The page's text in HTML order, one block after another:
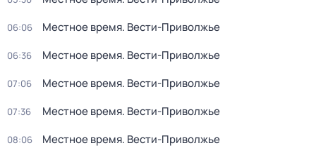
06:06 Местное время. Вести-Приволжье
06:36 Местное время. Вести-Приволжье
07:06 Местное время. Вести-Приволжье
07:36 Местное время. Вести-Приволжье
08:06 Местное время. Вести-Приволжье